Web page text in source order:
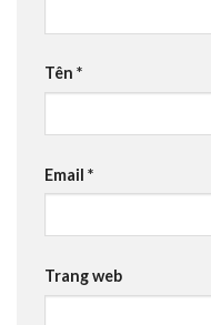
Tên *
Email *
Trang web